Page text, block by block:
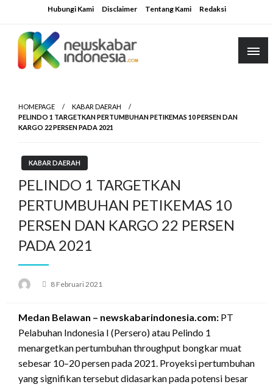
to
content
Hubungi Kami Disclaimer Tentang Kami Redaksi
HOMEPAGE
KABAR DAERAH
PELINDO 1 TARGETKAN PERTUMBUHAN PETIKEMAS 10 PERSEN DAN
KARGO 22 PERSEN PADA 2021
KABAR DAERAH
PELINDO 1 TARGETKAN
PERTUMBUHAN PETIKEMAS 10
PERSEN DAN KARGO 22 PERSEN
PADA 2021
Posted
8 Februari 2021
Medan Belawan – newskabarindonesia.com: PT
Pelabuhan Indonesia I (Persero) atau Pelindo 1
menargetkan pertumbuhan throughput bongkar muat
sebesar 10–20 persen pada 2021. Proyeksi pertumbuhan
yang signifikan tersebut didasarkan pada potensi besar